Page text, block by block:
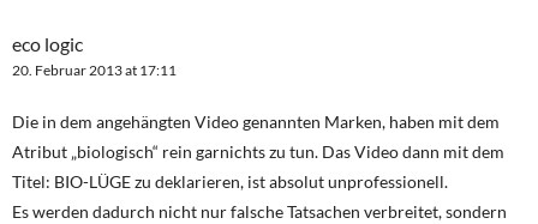
eco logic
20. Februar 2013 at 17:11
Die in dem angehängten Video genannten Marken, haben mit dem
Atribut „biologisch“ rein garnichts zu tun. Das Video dann mit dem
Titel: BIO-LÜGE zu deklarieren, ist absolut unprofessionell.
Es werden dadurch nicht nur falsche Tatsachen verbreitet, sondern